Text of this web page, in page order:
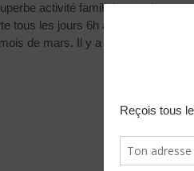
activité familiale gratuite
tous les jours 6h à 23h (si les
de mars. Il y a […]